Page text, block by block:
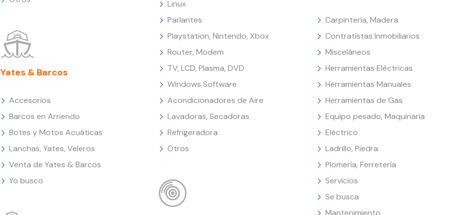
Yates & Barcos
Accesorios
Barcos en Arriendo
Botes y Motos Acuáticas
Lanchas, Yates, Veleros
Venta de Yates & Barcos
Yo busco
Linux
Parlantes
Playstation, Nintendo, Xbox
Router, Modem
TV, LCD, Plasma, DVD
Windows Software
Acondicionadores de Aire
Lavadoras, Secadoras
Refrigeradora
Otros
Carpintería, Madera
Contratistas Inmobiliarios
Misceláneos
Herramientas Eléctricas
Herramientas Manuales
Herramientas de Gas
Equipo pesado, Maquinaria
Eléctrico
Ladrillo, Piedra
Plomería, Ferretería
Servicios
Se busca
Mantenimiento